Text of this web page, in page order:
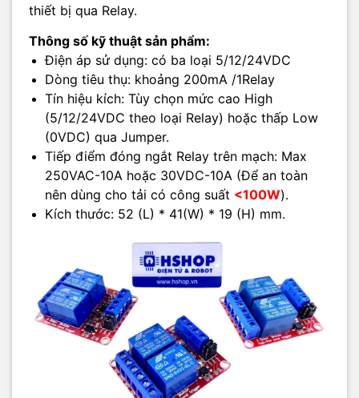
thiết bị qua Relay.
Thông số kỹ thuật sản phẩm:
Điện áp sử dụng: có ba loại 5/12/24VDC
Dòng tiêu thụ: khoảng 200mA /1Relay
Tín hiệu kích: Tùy chọn mức cao High
(5/12/24VDC theo loại Relay) hoặc thấp Low
(0VDC) qua Jumper.
Tiếp điểm đóng ngắt Relay trên mạch: Max
250VAC-10A hoặc 30VDC-10A (Để an toàn
nên dùng cho tải có công suất <100W).
Kích thước: 52 (L) * 41(W) * 19 (H) mm.